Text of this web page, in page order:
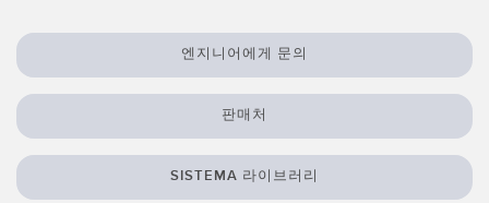
TECHNOLOGY엔지니어에게 문의
판매처
SISTEMA 라이브러리